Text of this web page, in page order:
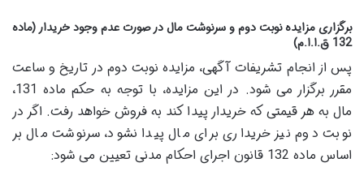
برگزاری مزایده نوبت دوم و سرنوشت مال در صورت عدم وجود خریدار (ماده
132 ق.ا.ا.م)
پس از انجام تشریفات آگهی، مزایده نوبت دوم در تاریخ و ساعت
مقرر برگزار می شود. در این مزایده، با توجه به حکم ماده 131،
مال به هر قیمتی که خریدار پیدا کند به فروش خواهد رفت. اگر در
نوبت دوم نیز خریداری برای مال پیدا نشود، سرنوشت مال بر
اساس ماده 132 قانون اجرای احکام مدنی تعیین می شود: